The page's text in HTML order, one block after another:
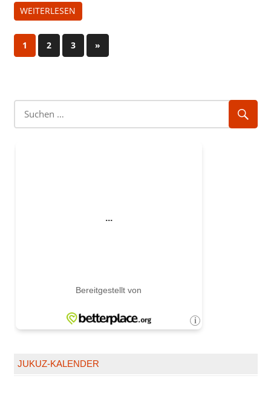
WEITERLESEN
Seitennummerierung
1 2 3
Nächste
Beiträge
»
JUKUZ-KALENDER